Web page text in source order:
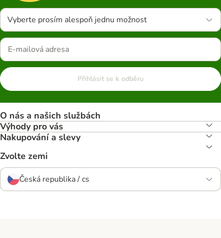
Vyberte prosím alespoň jednu možnost
Přihlásit se k odběru
O nás a našich službách
Výhody pro vás
Nakupování a slevy
Zvolte zemi
Česká republika / cs